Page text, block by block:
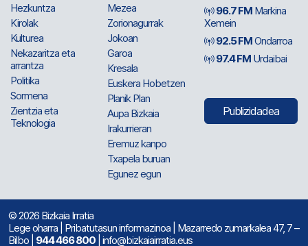
Hezkuntza
Kirolak
Kulturea
Nekazaritza eta
arrantza
Politika
Sormena
Zientzia eta
Teknologia
Mezea
Zorionagurrak
Jokoan
Garoa
Kresala
Euskera Hobetzen
Planik Plan
Aupa Bizkaia
Irakurrieran
Eremuz kanpo
Txapela buruan
Egunez egun
96.7 FM Markina
Xemein
92.5 FMOndarroa
97.4 FM Urdaibai
Publizidadea
© 2026 Bizkaia Irratia
Lege oharra Pribatutasun informazinoa | Mazarredo zumarkalea 47, 7 –
Bilbo | 944 466 800 | info@bizkaiairratia.eus